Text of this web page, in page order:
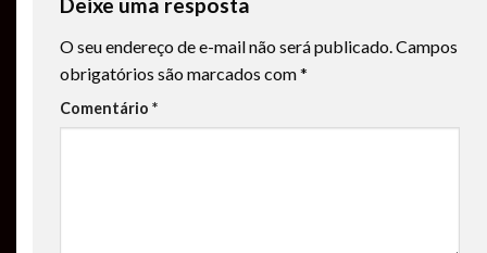
Deixe uma resposta
O seu endereço de e-mail não será publicado.Campos
obrigatórios são marcados com*
Comentário *